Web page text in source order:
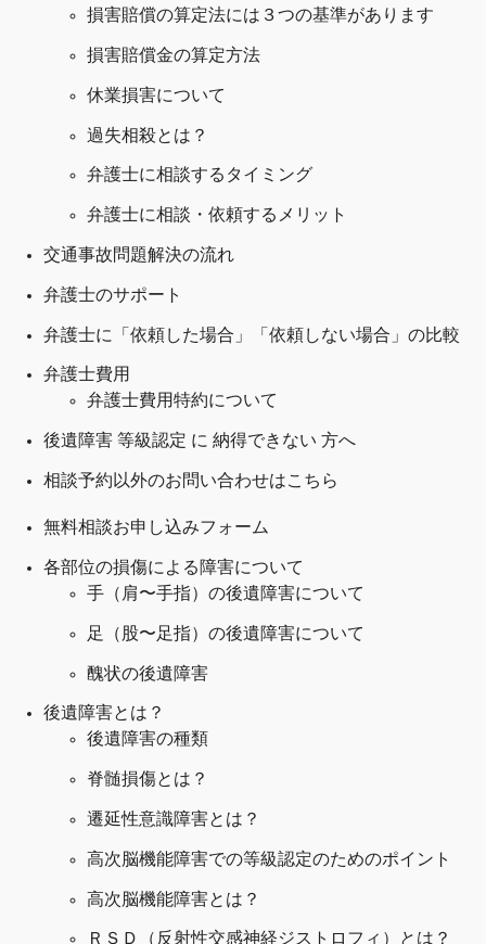
損害賠償の算定法には３つの基準があります
損害賠償金の算定方法
休業損害について
過失相殺とは？
弁護士に相談するタイミング
弁護士に相談・依頼するメリット
交通事故問題解決の流れ
弁護士のサポート
弁護士に「依頼した場合」「依頼しない場合」の比較
弁護士費用
弁護士費用特約について
後遺障害 等級認定 に 納得できない 方へ
相談予約以外のお問い合わせはこちら
無料相談お申し込みフォーム
各部位の損傷による障害について
手（肩〜手指）の後遺障害について
足（股〜足指）の後遺障害について
醜状の後遺障害
後遺障害とは？
後遺障害の種類
脊髄損傷とは？
遷延性意識障害とは？
高次脳機能障害での等級認定のためのポイント
高次脳機能障害とは？
ＲＳＤ（反射性交感神経ジストロフィ）とは？